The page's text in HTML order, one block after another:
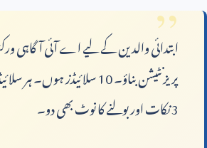
ابتدائی والدین کے لیے اے آئی آگاہی
پریزنٹیشن بناؤ۔10سلائیڈز ہوں۔ ہر
3نکات اور بولنے کا نوٹ بھی دو۔